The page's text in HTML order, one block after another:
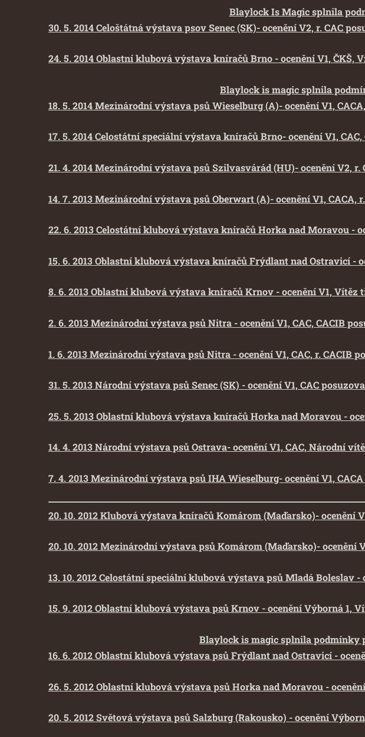
Blaylock Is Magic splnila
30. 5. 2014 Celoštátná výstava psov Senec (SK)- ocenění V2, r. CAC
24. 5. 2014 Oblastní klubová výstava kníračů Brno - ocenění V1, ČKŠ,
Blaylock is magic splnila
18. 5. 2014 Mezinárodní výstava psů Wieselburg (A)- ocenění V1,
17. 5. 2014 Celostátní speciální výstava kníračů Brno- ocenění V1, CAC,
21. 4. 2014 Mezinárodní výstava psů Szilvasvárád (HU)- ocenění V2, r.
14. 7. 2013 Mezinárodní výstava psů Oberwart (A)- ocenění V1, CACA,
22. 6. 2013 Celostátní klubová výstava kníračů Horka nad Moravou -
15. 6. 2013 Oblastní klubová výstava kníračů Frýdlant nad Ostravicí -
8. 6. 2013 Oblastní klubová výstava kníračů Krnov - ocenění V1, Vítěz
2. 6. 2013 Mezinárodní výstava psů Nitra - ocenění V1, CAC, CACIB
1. 6. 2013 Mezinárodní výstava psů Nitra - ocenění V1, CAC, r. CACIB
31. 5. 2013 Národní výstava psů Senec (SK) - ocenění V1, CAC
25. 5. 2013 Oblastní klubová výstava kníračů Horka nad Moravou -
14. 4. 2013 Národní výstava psů Ostrava- ocenění V1, CAC, Národní
7. 4. 2013 Mezinárodní výstava psů IHA Wieselburg- ocenění V1,
20. 10. 2012 Klubová výstava kníračů Komárom (Maďarsko)- ocenění
20. 10. 2012 Mezinárodní výstava psů Komárom (Maďarsko)- ocenění
13. 10. 2012 Celostátní speciální klubová výstava psů Mladá Boleslav
15. 9. 2012 Oblastní klubová výstava psů Krnov - ocenění Výborná 1,
Blaylock is magic splnila podmínky
16. 6. 2012 Oblastní klubová výstava psů Frýdlant nad Ostravicí -
26. 5. 2012 Oblastní klubová výstava psů Horka nad Moravou -
20. 5. 2012 Světová výstava psů Salzburg (Rakousko) - ocenění